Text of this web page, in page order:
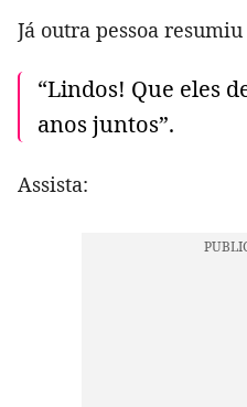
Já outra pessoa
“Lindos! Que eles
anos juntos”.
Assista: